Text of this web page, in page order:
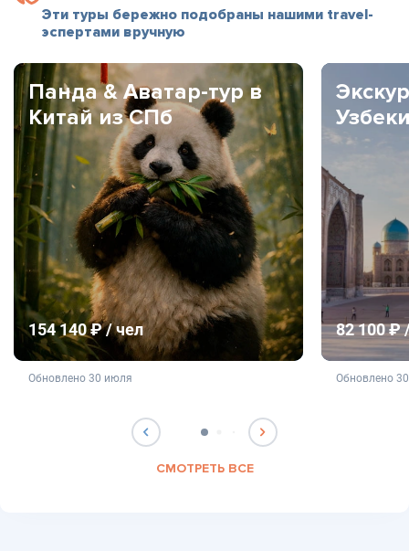
Эти туры бережно подобраны нашими travel-
эспертами вручную
Панда & Аватар-тур в
Китай из СПб
154 140 ₽ / чел
не является публичной офертой
Обновлено 30 июля
82 100 ₽
не
Обновлено
СМОТРЕТЬ ВСЕ